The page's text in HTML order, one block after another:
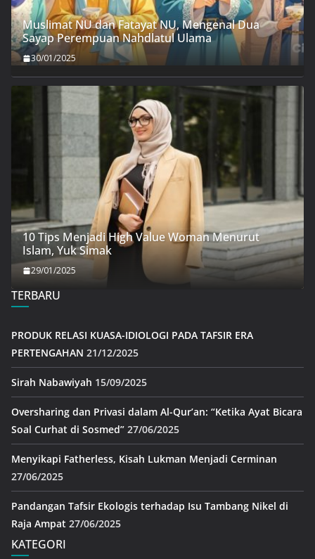
Muslimat NU dan Fatayat NU, Mengenal Dua
Sayap Perempuan Nahdlatul Ulama
30/01/2025
10 Tips Menjadi High Value Woman Menurut
Islam, Yuk Simak
29/01/2025
TERBARU
PRODUK RELASI KUASA-IDIOLOGI PADA TAFSIR ERA
PERTENGAHAN 21/12/2025
Sirah Nabawiyah 15/09/2025
Oversharing dan Privasi dalam Al-Qur’an: “Ketika Ayat Bicara
Soal Curhat di Sosmed” 27/06/2025
Menyikapi Fatherless, Kisah Lukman Menjadi Cerminan
27/06/2025
Pandangan Tafsir Ekologis terhadap Isu Tambang Nikel di
Raja Ampat 27/06/2025
KATEGORI